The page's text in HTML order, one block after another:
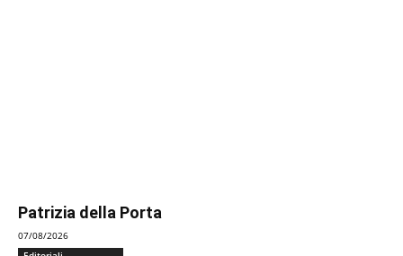
Patrizia della Porta
07/08/2026